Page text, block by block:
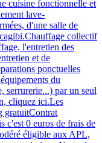
cuisine fonctionnelle et
lave-
d'une salle de
collectif
l'entretien des
et de
ponctuelles
du
serrurerie...) par un seul
cliquez ici.Les
c'est 0 euros de frais de
éligible aux APL,